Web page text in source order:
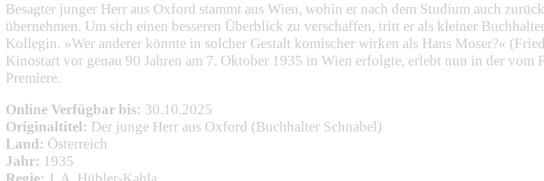
Besagter junger Herr aus Oxford stammt aus Wien, wohin er nach dem Studium auch
übernehmen. Um sich einen besseren Überblick zu verschaffen, tritt er als kleiner
Kollegin. »Wer anderer könnte in solcher Gestalt komischer wirken als Hans Moser?«
Kinostart vor genau 90 Jahren am 7. Oktober 1935 in Wien erfolgte, erlebt nun in der vom
Premiere.
Online Verfügbar bis: 30.10.2025
Originaltitel: Der junge Herr aus Oxford (Buchhalter Schnabel)
Land: Österreich
Jahr: 1935